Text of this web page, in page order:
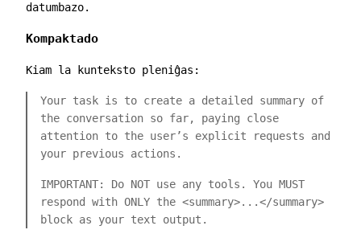
datumbazo.
Kompaktado
Kiam la kunteksto pleniĝas:
Your task is to create a detailed summary of
the conversation so far, paying close
attention to the user’s explicit requests and
your previous actions.
IMPORTANT: Do NOT use any tools. You MUST
respond with ONLY the <summary>...</summary>
block as your text output.